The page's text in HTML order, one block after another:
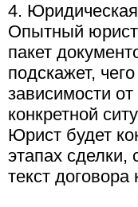
4.
Опытный
пакет
подскажет,
зависимости
конкретной
Юрист будет
этапах сделки,
текст